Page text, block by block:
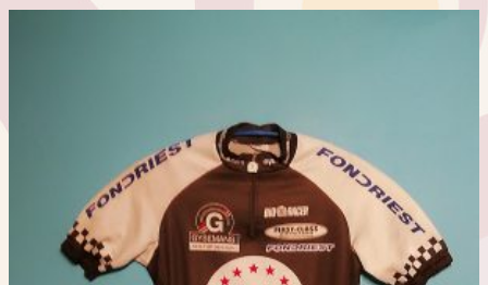
optie
kan
gekozen
worden
op
productpagina